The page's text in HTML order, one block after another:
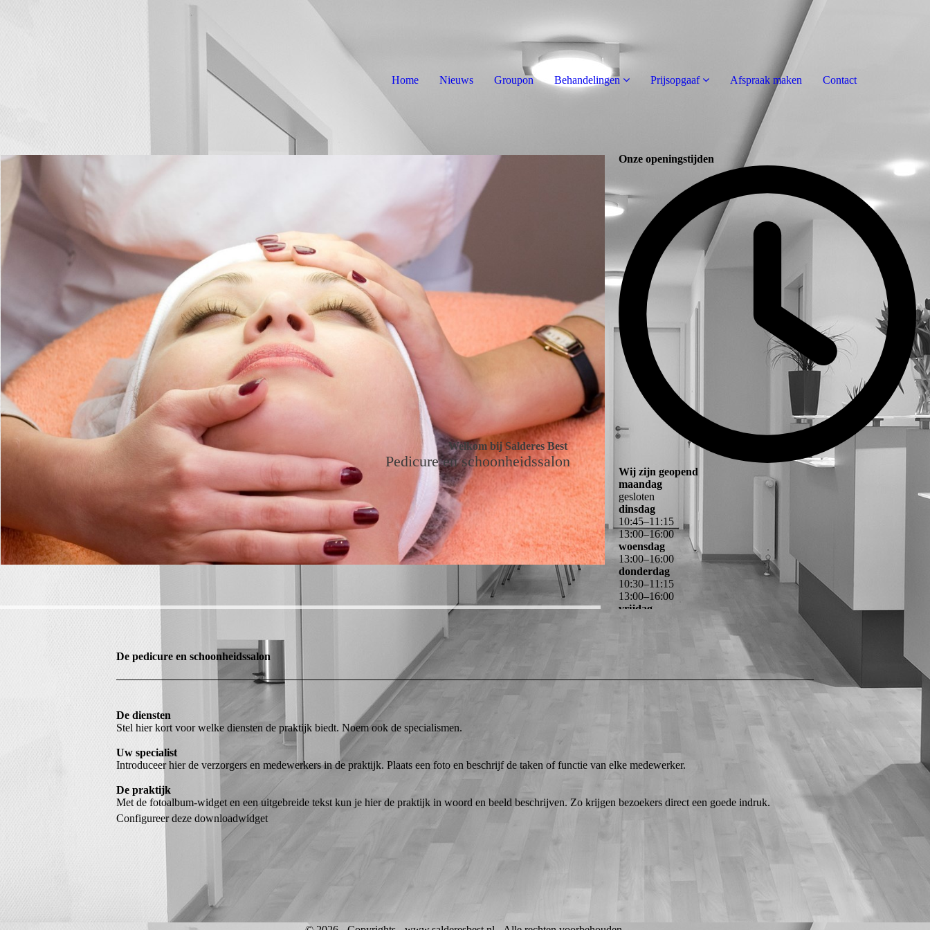
Home Nieuws Groupon Behandelingen Prijsopgaaf Afspraak maken Contact
Welkom bij Salderes Best
Pedicure en schoonheidssalon
Onze openingstijden
Wij zijn geopend
maandag
gesloten
dinsdag
10:45–11 :15
13:00–16:00
woensdag
13:00–16:00
donderdag
10:30–11 :15
13:00–16:00
vrijdag
LET OP: Alleen op vrijdag in de even weken geopend 😊
De pedicure en schoonheidssalon
De diensten
Stel hier kort voor welke diensten de praktijk biedt. Noem ook de specialismen.
Uw specialist
Introduceer hier de verzorgers en medewerkers in de praktijk. Plaats een foto en beschrijf de taken of functie van elke medewerker.
De praktijk
Met de fotoalbum-widget en een uitgebreide tekst kun je hier de praktijk in woord en beeld beschrijven. Zo krijgen bezoekers direct een goede indruk.
Configureer deze downloadwidget